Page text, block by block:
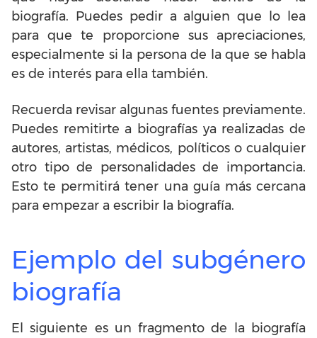
biografía. Puedes pedir a alguien que lo lea
para que te proporcione sus apreciaciones,
especialmente si la persona de la que se habla
es de interés para ella también.
Recuerda revisar algunas fuentes previamente.
Puedes remitirte a biografías ya realizadas de
autores, artistas, médicos, políticos o cualquier
otro tipo de personalidades de importancia.
Esto te permitirá tener una guía más cercana
para empezar a escribir la biografía.
Ejemplo del subgénero
biografía
El siguiente es un fragmento de la biografía